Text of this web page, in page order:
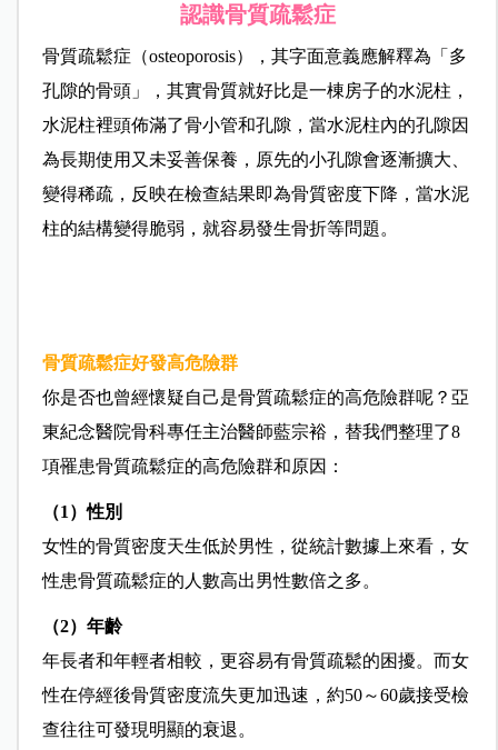
認識骨質疏鬆症
骨質疏鬆症（osteoporosis），其字面意義應解釋為「多
孔隙的骨頭」，其實骨質就好比是一棟房子的水泥柱，
水泥柱裡頭佈滿了骨小管和孔隙，當水泥柱內的孔隙因
為長期使用又未妥善保養，原先的小孔隙會逐漸擴大、
變得稀疏，反映在檢查結果即為骨質密度下降，當水泥
柱的結構變得脆弱，就容易發生骨折等問題。
骨質疏鬆症好發高危險群
你是否也曾經懷疑自己是骨質疏鬆症的高危險群呢？亞
東紀念醫院骨科專任主治醫師藍宗裕，替我們整理了8
項罹患骨質疏鬆症的高危險群和原因：
（1）性別
女性的骨質密度天生低於男性，從統計數據上來看，女
性患骨質疏鬆症的人數高出男性數倍之多。
（2）年齡
年長者和年輕者相較，更容易有骨質疏鬆的困擾。而女
性在停經後骨質密度流失更加迅速，約50～60歲接受檢
查往往可發現明顯的衰退。